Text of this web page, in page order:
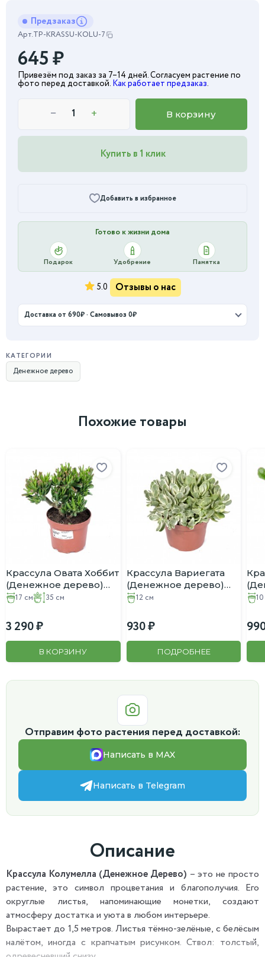
Предзаказ
Арт.TP-KRASSU-KOLU-7
645₽
Привезём под заказ за 7–14 дней. Согласуем растение по
фото перед доставкой. Как работает предзаказ.
− + В корзину
Купить в 1 клик
Добавить в избранное
Готово к жизни дома
Подарок Удобрение Памятка
5.0 Отзывы о нас
Доставка от 690₽ · Самовывоз 0₽
КАТЕГОРИИ
Денежное дерево
Похожие товары
Крассула Овата Хоббит
(Денежное дерево)
D:17см H:35см
17 см 35 см
3 290
В КОРЗИНУ
Крассула Вариегата
(Денежное дерево)
D:12см
12 см
930
ПОДРОБНЕЕ
Отправим фото растения перед доставкой:
Написать в MAX
Написать в Telegram
Описание
Крассула Колумелла (Денежное Дерево) – это не просто
растение, это символ процветания и благополучия. Его
округлые листья, напоминающие монетки, создают
атмосферу достатка и уюта в любом интерьере.
Вырастает до 1,5 метров. Листья тёмно-зелёные, с белёсым
налётом, иногда с крапчатым рисунком. Ствол: толстый,